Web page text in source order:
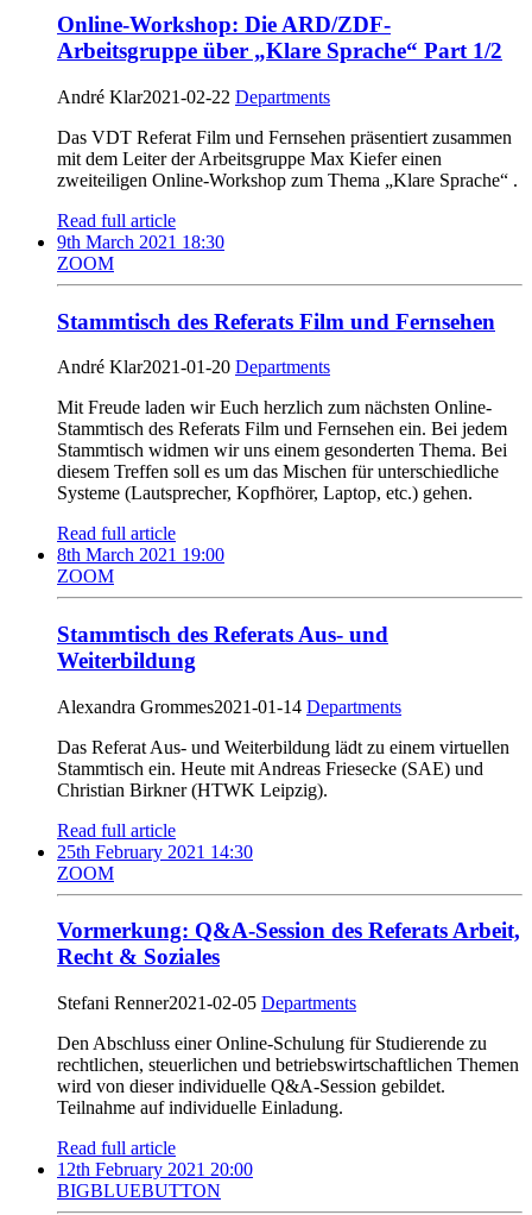
Online-Workshop: Die ARD/ZDF-
Arbeitsgruppe über „Klare Sprache“ Part 1/2
André Klar2021-02-22 Departments
Das VDT Referat Film und Fernsehen präsentiert zusammen
mit dem Leiter der Arbeitsgruppe Max Kiefer einen
zweiteiligen Online-Workshop zum Thema „Klare Sprache“ .
Read full article
9th March 2021 18:30
ZOOM
Stammtisch des Referats Film und Fernsehen
André Klar2021-01-20 Departments
Mit Freude laden wir Euch herzlich zum nächsten Online-
Stammtisch des Referats Film und Fernsehen ein. Bei jedem
Stammtisch widmen wir uns einem gesonderten Thema. Bei
diesem Treffen soll es um das Mischen für unterschiedliche
Systeme (Lautsprecher, Kopfhörer, Laptop, etc.) gehen.
Read full article
8th March 2021 19:00
ZOOM
Stammtisch des Referats Aus- und
Weiterbildung
Alexandra Grommes2021-01-14 Departments
Das Referat Aus- und Weiterbildung lädt zu einem virtuellen
Stammtisch ein. Heute mit Andreas Friesecke (SAE) und
Christian Birkner (HTWK Leipzig).
Read full article
25th February 2021 14:30
ZOOM
Vormerkung: Q&A-Session des Referats Arbeit,
Recht & Soziales
Stefani Renner2021-02-05 Departments
Den Abschluss einer Online-Schulung für Studierende zu
rechtlichen, steuerlichen und betriebswirtschaftlichen Themen
wird von dieser individuelle Q&A-Session gebildet.
Teilnahme auf individuelle Einladung.
Read full article
12th February 2021 20:00
BIGBLUEBUTTON